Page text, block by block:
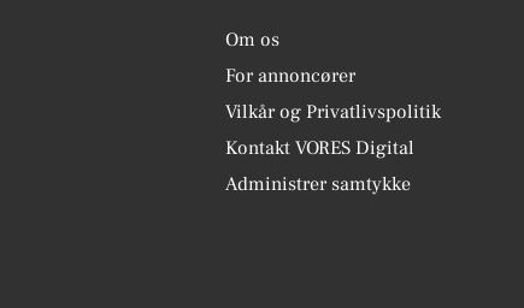
Om os
For annoncører
Vilkår og Privatlivspolitik
Kontakt VORES Digital
Administrer samtykke